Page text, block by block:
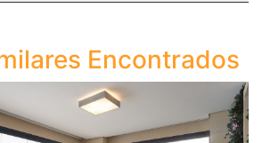
Encontrados